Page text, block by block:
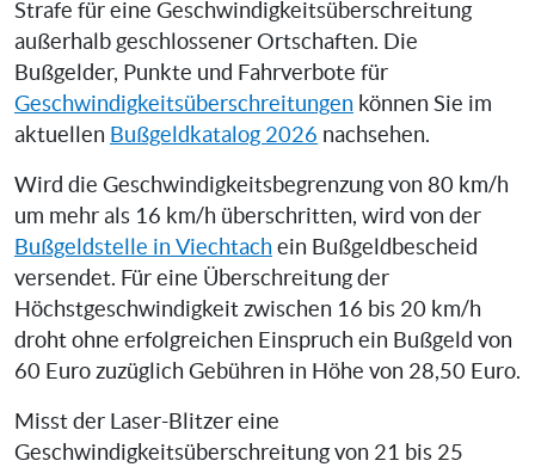
Strafe für eine Geschwindigkeitsüberschreitung
außerhalb geschlossener Ortschaften. Die
Bußgelder, Punkte und Fahrverbote für
Geschwindigkeitsüberschreitungen können Sie im
aktuellen Bußgeldkatalog 2026 nachsehen.
Wird die Geschwindigkeitsbegrenzung von 80 km/h
um mehr als 16 km/h überschritten, wird von der
Bußgeldstelle in Viechtach ein Bußgeldbescheid
versendet. Für eine Überschreitung der
Höchstgeschwindigkeit zwischen 16 bis 20 km/h
droht ohne erfolgreichen Einspruch ein Bußgeld von
60 Euro zuzüglich Gebühren in Höhe von 28,50 Euro.
Misst der Laser-Blitzer eine
Geschwindigkeitsüberschreitung von 21 bis 25